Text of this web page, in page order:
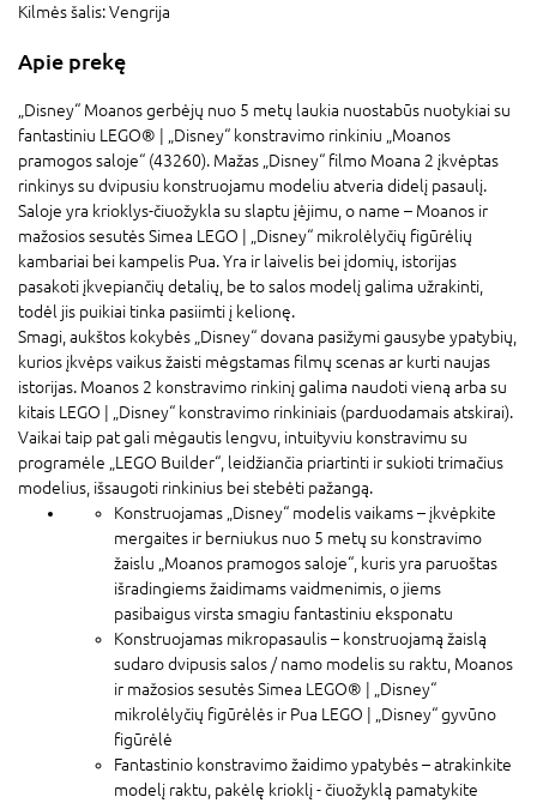
Kilmės šalis:Vengrija
Apie prekę
„Disney“ Moanos gerbėjų nuo 5 metų laukia nuostabūs nuotykiai su
fantastiniu LEGO® ǀ „Disney“ konstravimo rinkiniu „Moanos
pramogos saloje“ (43260). Mažas „Disney“ filmo Moana 2 įkvėptas
rinkinys su dvipusiu konstruojamu modeliu atveria didelį pasaulį.
Saloje yra krioklys-čiuožykla su slaptu įėjimu, o name – Moanos ir
mažosios sesutės Simea LEGO ǀ „Disney“ mikrolėlyčių figūrėlių
kambariai bei kampelis Pua. Yra ir laivelis bei įdomių, istorijas
pasakoti įkvepiančių detalių, be to salos modelį galima užrakinti,
todėl jis puikiai tinka pasiimti į kelionę.
Smagi, aukštos kokybės „Disney“ dovana pasižymi gausybe ypatybių,
kurios įkvėps vaikus žaisti mėgstamas filmų scenas ar kurti naujas
istorijas. Moanos 2 konstravimo rinkinį galima naudoti vieną arba su
kitais LEGO ǀ „Disney“ konstravimo rinkiniais (parduodamais atskirai).
Vaikai taip pat gali mėgautis lengvu, intuityviu konstravimu su
programėle „LEGO Builder“, leidžiančia priartinti ir sukioti trimačius
modelius, išsaugoti rinkinius bei stebėti pažangą.
Konstruojamas „Disney“ modelis vaikams – įkvėpkite
mergaites ir berniukus nuo 5 metų su konstravimo
žaislu „Moanos pramogos saloje“, kuris yra paruoštas
išradingiems žaidimams vaidmenimis, o jiems
pasibaigus virsta smagiu fantastiniu eksponatu
Konstruojamas mikropasaulis – konstruojamą žaislą
sudaro dvipusis salos / namo modelis su raktu, Moanos
ir mažosios sesutės Simea LEGO® ǀ „Disney“
mikrolėlyčių figūrėlės ir Pua LEGO ǀ „Disney“ gyvūno
figūrėlė
Fantastinio konstravimo žaidimo ypatybės – atrakinkite
modelį raktu, pakėlę krioklį - čiuožyklą pamatykite